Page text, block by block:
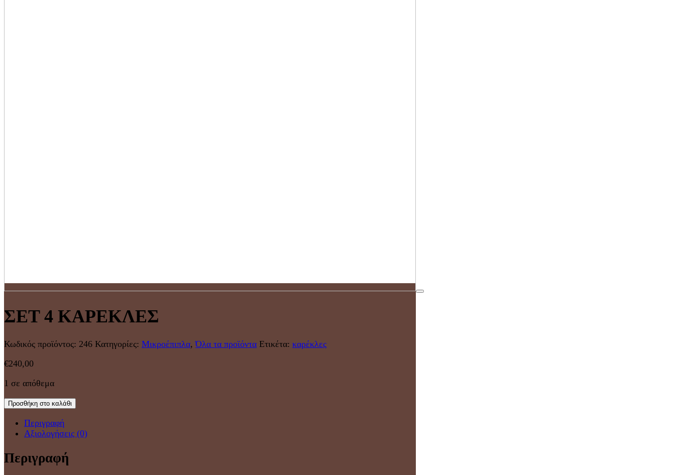
ΣΕΤ 4 ΚΑΡΕΚΛΕΣ
Κωδικός προϊόντος: 246 Κατηγορίες: Μικροέπιπλα,Όλα τα προϊόντα Ετικέτα: καρέκλες
€240,00
1 σε απόθεμα
Προσθήκη στο καλάθι
Περιγραφή
Αξιολογήσεις (0)
Περιγραφή